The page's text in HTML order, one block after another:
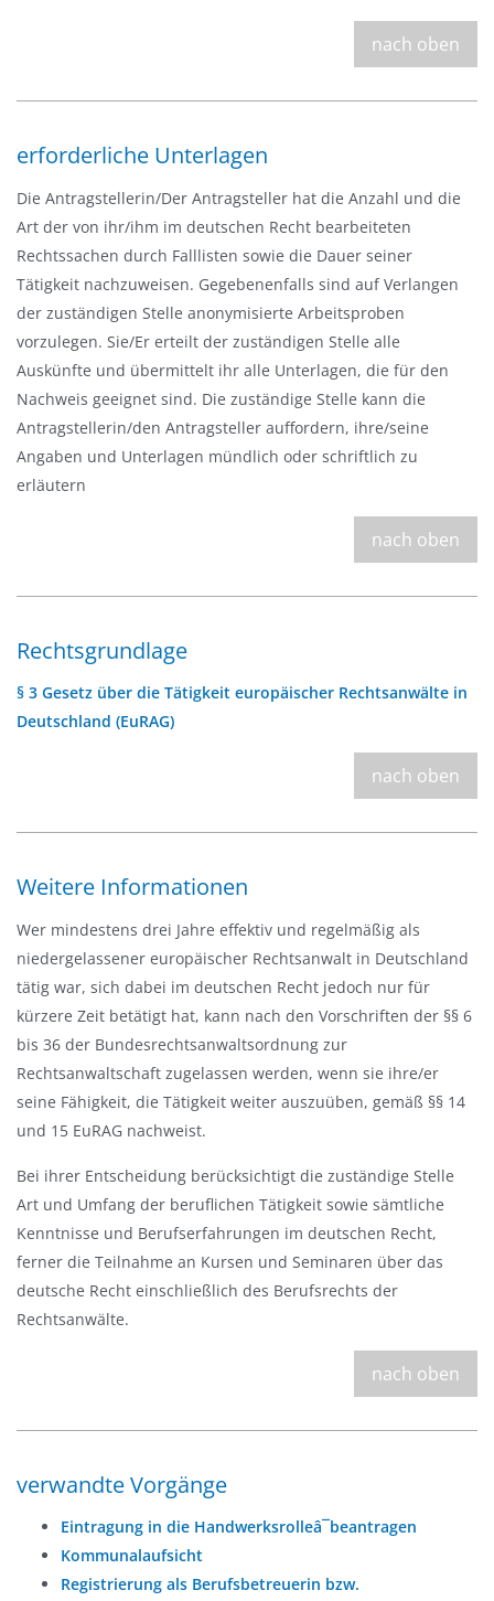
nach oben
erforderliche Unterlagen
Die Antragstellerin/Der Antragsteller hat die Anzahl und die
Art der von ihr/ihm im deutschen Recht bearbeiteten
Rechtssachen durch Falllisten sowie die Dauer seiner
Tätigkeit nachzuweisen. Gegebenenfalls sind auf Verlangen
der zuständigen Stelle anonymisierte Arbeitsproben
vorzulegen. Sie/Er erteilt der zuständigen Stelle alle
Auskünfte und übermittelt ihr alle Unterlagen, die für den
Nachweis geeignet sind. Die zuständige Stelle kann die
Antragstellerin/den Antragsteller auffordern, ihre/seine
Angaben und Unterlagen mündlich oder schriftlich zu
erläutern
nach oben
Rechtsgrundlage
§ 3 Gesetz über die Tätigkeit europäischer Rechtsanwälte in
Deutschland (EuRAG)
nach oben
Weitere Informationen
Wer mindestens drei Jahre effektiv und regelmäßig als
niedergelassener europäischer Rechtsanwalt in Deutschland
tätig war, sich dabei im deutschen Recht jedoch nur für
kürzere Zeit betätigt hat, kann nach den Vorschriften der §§ 6
bis 36 der Bundesrechtsanwaltsordnung zur
Rechtsanwaltschaft zugelassen werden, wenn sie ihre/er
seine Fähigkeit, die Tätigkeit weiter auszuüben, gemäß §§ 14
und 15 EuRAG nachweist.
Bei ihrer Entscheidung berücksichtigt die zuständige Stelle
Art und Umfang der beruflichen Tätigkeit sowie sämtliche
Kenntnisse und Berufserfahrungen im deutschen Recht,
ferner die Teilnahme an Kursen und Seminaren über das
deutsche Recht einschließlich des Berufsrechts der
Rechtsanwälte.
nach oben
verwandte Vorgänge
Eintragung in die Handwerksrolleâ¯beantragen
Kommunalaufsicht
Registrierung als Berufsbetreuerin bzw.